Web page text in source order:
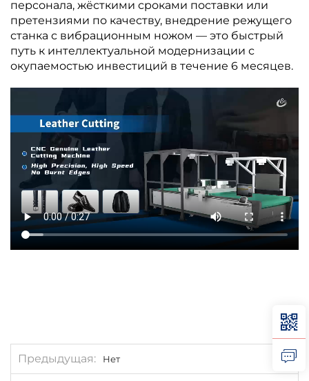
персонала, жёсткими сроками поставки или
претензиями по качеству, внедрение режущего
станка с вибрационным ножом — это быстрый
путь к интеллектуальной модернизации с
окупаемостью инвестиций в течение 6 месяцев.
Предыдущая Нет